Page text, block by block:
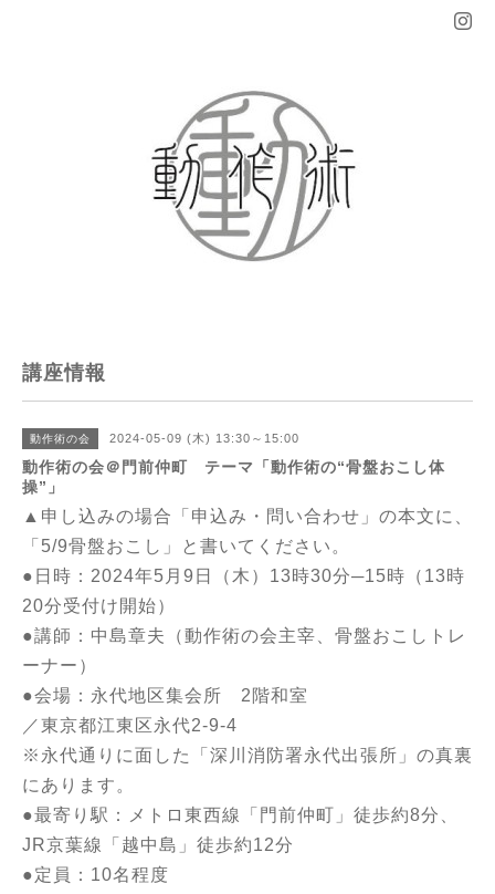
講座情報
動作術の会 2024-05-09 (木) 13:30～15:00
動作術の会＠門前仲町 テーマ「動作術の“骨盤おこし体
操”」
▲申し込みの場合「申込み・問い合わせ」の本文に、
「5/9骨盤おこし」と書いてください。
●日時：2024年5月9日（木）13時30分─15時（13時
20分受付け開始）
●講師：中島章夫（動作術の会主宰、骨盤おこしトレ
ーナー）
●会場：永代地区集会所 2階和室
／東京都江東区永代2-9-4
※永代通りに面した「深川消防署永代出張所」の真裏
にあります。
●最寄り駅：メトロ東西線「門前仲町」徒歩約8分、
JR京葉線「越中島」徒歩約12分
●定員：10名程度